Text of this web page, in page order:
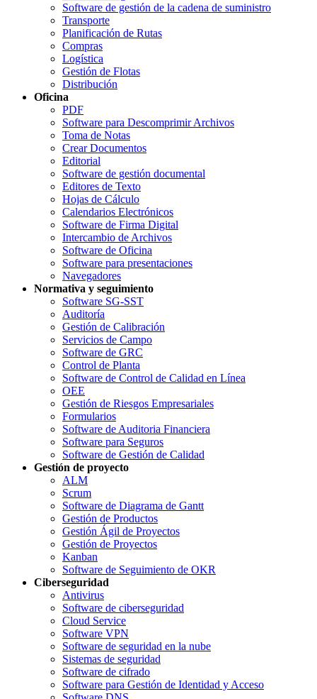
Software de gestión de la cadena de suministro
Transporte
Planificación de Rutas
Compras
Logística
Gestión de Flotas
Distribución
Oficina
PDF
Software para Descomprimir Archivos
Toma de Notas
Crear Documentos
Editorial
Software de gestión documental
Editores de Texto
Hojas de Cálculo
Calendarios Electrónicos
Software de Firma Digital
Intercambio de Archivos
Software de Oficina
Software para presentaciones
Navegadores
Normativa y seguimiento
Software SG-SST
Auditoría
Gestión de Calibración
Servicios de Campo
Software de GRC
Control de Planta
Software de Control de Calidad en Línea
OEE
Gestión de Riesgos Empresariales
Formularios
Software de Auditoria Financiera
Software para Seguros
Software de Gestión de Calidad
Gestión de proyecto
ALM
Scrum
Software de Diagrama de Gantt
Gestión de Productos
Gestión Ágil de Proyectos
Gestión de Proyectos
Kanban
Software de Seguimiento de OKR
Ciberseguridad
Antivirus
Software de ciberseguridad
Cloud Service
Software VPN
Software de seguridad en la nube
Sistemas de seguridad
Software de cifrado
Software para Gestión de Identidad y Acceso